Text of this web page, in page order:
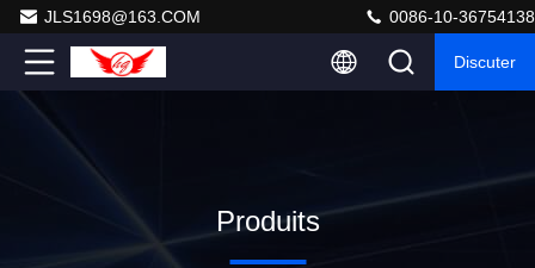
JLS1698@163.COM 0086-10-36754138
Discuter
Produits